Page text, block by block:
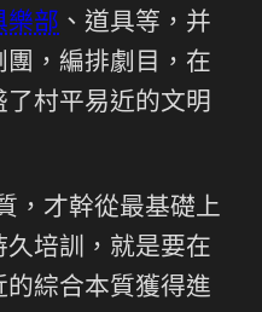
樂部 、道具等，并
團，編排劇目，在
村平易近的文明
，才幹從最基礎上
培訓，就是要在
綜合本質獲得進